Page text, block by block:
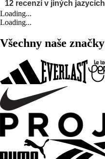
Loading...
Loading...
Všechny naše značky